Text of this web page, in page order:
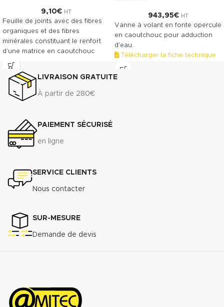
9,10€ HT
Feuille de joints avec des fibres
organiques et des fibres
minérales constituant le renfort
d’une matrice en caoutchouc
NBR. Le TECNIFIBRE80 possède
ainsi une gamme étendue
d’emplois assurant une bonne
résistance.
Compressibilité ASTM F-36 A : 7%
- 15%
Récupération élastique ASTM F-
transversale
ASTM F-
Perméabilité au gaz DIN 3535/6 :
<0.5cm3/min.
Augmentation ASTMF-146 après
Propriétés transmise pour
l’épaisseur 2mm.
943,95€ HT
Vanne à volant en fonte opercule
en caoutchouc pour adduction
d'eau.
Télécharger la fiche technique
(.pdf)
LIVRAISON GRATUITE
À partir de 280€
PAIEMENT SÉCURISÉ
en ligne
SERVICE CLIENTS
Nous contacter
SUR-MESURE
Demande de devis